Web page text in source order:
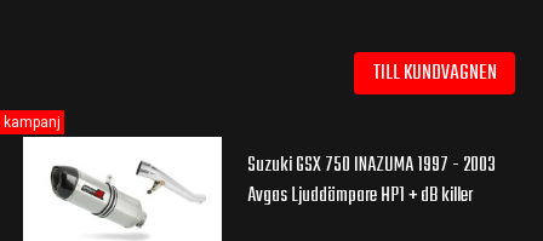
TILL KUNDVAGNEN
Suzuki GSX 750 INAZUMA 1997 - 2003
Avgas Ljuddämpare HP1 + dB killer
kampanj